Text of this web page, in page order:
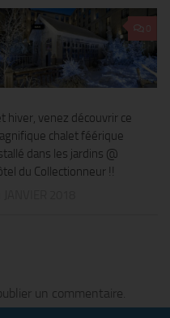
hiver, venez découvrir ce
chalet féérique
dans les jardins @
du Collectionneur !!
un commentaire.